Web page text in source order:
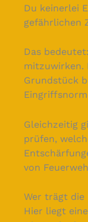
Du keinerlei
gefährlichen
Das
mitzuwirken.
Grundstück
Gleichzeitig
prüfen,
von
Wer trägt die
Hier liegt